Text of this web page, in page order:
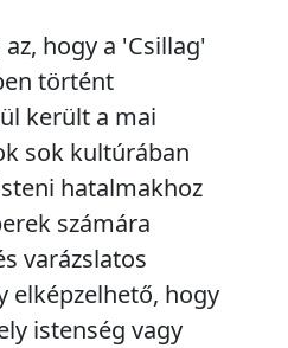
hogy a 'Csillag'
történt
került a mai
sok kultúrában
hatalmakhoz
számára
varázslatos
elképzelhető, hogy
istenség vagy